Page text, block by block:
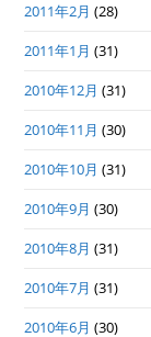
2011年2月 (28)
2011年1月 (31)
2010年12月 (31)
2010年11月 (30)
2010年10月 (31)
2010年9月 (30)
2010年8月 (31)
2010年7月 (31)
2010年6月 (30)